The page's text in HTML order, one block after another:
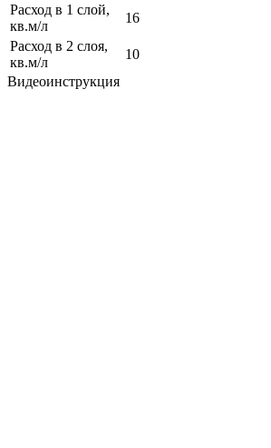
Расход в 1 слой,
кв.м/л
16
Расход в 2 слоя,
кв.м/л
10
Видеоинструкция